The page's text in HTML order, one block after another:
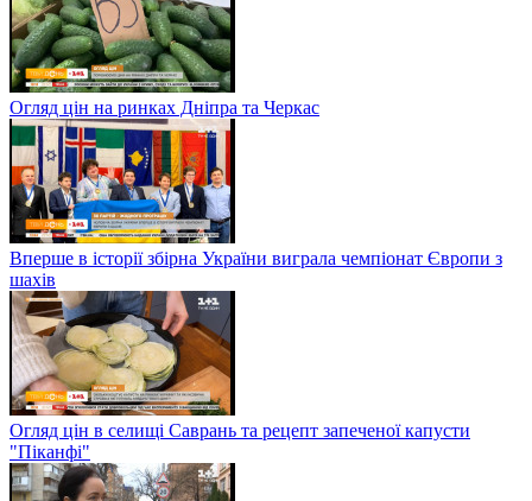
Огляд цін на ринках Дніпра та Черкас
Вперше в історії збірна України виграла чемпіонат Європи з
шахів
Огляд цін в селищі Саврань та рецепт запеченої капусти
"Піканфі"